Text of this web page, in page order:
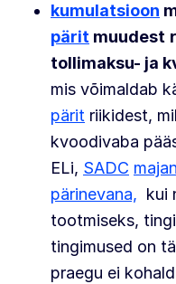
kumulatsioon
pärit muudest
tollimaksu- ja
mis võimaldab
pärit riikidest,
kvoodivaba
ELi, SADC
pärinevana, kui
tootmiseks,
tingimused on
praegu ei